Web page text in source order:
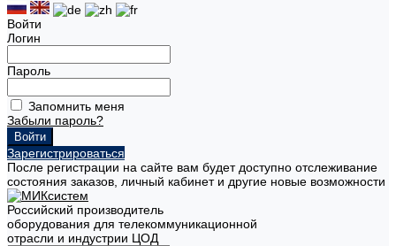
Войти
Логин
Пароль
Запомнить меня
Забыли пароль?
Зарегистрироваться
После регистрации на сайте вам будет доступно отслеживание
состояния заказов, личный кабинет и другие новые возможности
Российский производитель
оборудования для телекоммуникационной
отрасли и индустрии ЦОД